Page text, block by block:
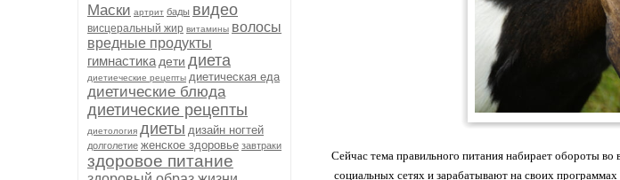
Маски артрит бады видео
висцеральный жир витамины волосы
вредные продукты
гимнастика дети диета
диетиеческие рецепты диетическая еда
диетические блюда
диетические рецепты
диетология диеты дизайн ногтей
долголетие женское здоровье завтраки
здоровое питание
Сейчас тема правильного питания набирает обороты
социальных сетях и зарабатывают на своих